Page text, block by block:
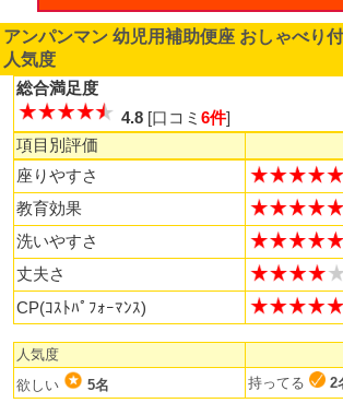
アンパンマン 幼児用補助便座 おしゃべり
人気度
総合満足度
4.8[口コミ 6件]
項目別評価
座りやすさ
教育効果
洗いやすさ
丈夫さ
CP(ｺｽﾄﾊﾟﾌｫｰﾏﾝｽ)
人気度
欲しい
5名 持ってる 2